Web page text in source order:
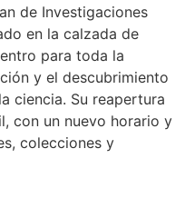
de Investigaciones
en la calzada de
para toda la
y el descubrimiento
ciencia. Su reapertura
con un nuevo horario y
colecciones y